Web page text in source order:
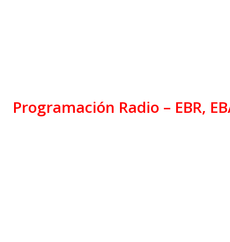
Programación Radio – EBR,